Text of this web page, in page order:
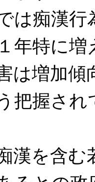
は痴漢
年特に
は増加
把握さ
漢を含む